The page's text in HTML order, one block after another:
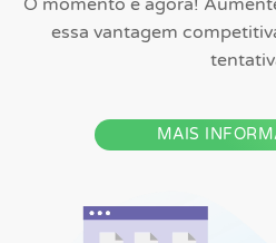
essa vantagem
MAIS